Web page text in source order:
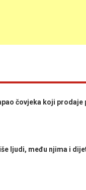
čovjeka koji prodaje
ljudi, među njima i